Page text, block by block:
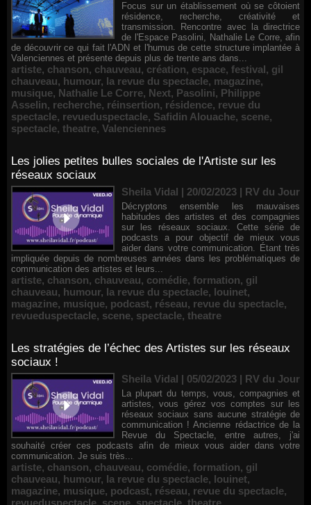
Focus sur un établissement où se côtoient
résidence, recherche, créativité et
transmission. Rencontre avec la directrice
de l'Espace Pasolini, Nathalie Le Corre, afin
de découvrir ce qui fait l'ADN et l'humus de cette structure implantée à
Valenciennes et présente depuis plus de trente ans dans...
artiste, chanson, chauveau, création, espace, festival, gil
chauveau, humour, la revue du spectacle, magazine,
musique, Nathalie Le Corre, Next, Pasolini, Philippe
Asselin, recherche, réinsertion, résidence, revue du
spectacle, revueduspectacle, Safidin Alouache, scene,
spectacle, theatre, Valenciennes
Les jolies petites bulles sociales de l'Artiste sur les
réseaux sociaux
Sheila Vidal | 20/02/2023 | RV du Jour
Décryptons ensemble les mauvaises
habitudes des artistes et des compagnies
sur les réseaux sociaux. Cette série de
podcasts a pour objectif de mieux vous
aider dans votre communication. Étant très
impliquée depuis de nombreuses années dans les problématiques de
communication des artistes et leurs...
artiste, chanson, chauveau, comédie, formation, gil
chauveau, humour, la revue du spectacle, louinet,
magazine, musique, podcast, réseau, revue du spectacle,
revueduspectacle, scene, spectacle, theatre
Les stratégies de l’échec des Artistes sur les réseaux
sociaux !
Sheila Vidal | 05/02/2023 | RV du Jour
La plupart du temps, vous, compagnies et
artistes, vous gérez vos comptes sur les
réseaux sociaux sans aucune stratégie de
communication ! Ancienne rédactrice de la
Revue du Spectacle, entre autres, j'ai
souhaité créer ces podcasts afin de mieux vous aider dans votre
communication. Je suis très...
artiste, chanson, chauveau, comédie, formation, gil
chauveau, humour, la revue du spectacle, louinet,
magazine, musique, podcast, réseau, revue du spectacle,
revueduspectacle, scene, spectacle, theatre